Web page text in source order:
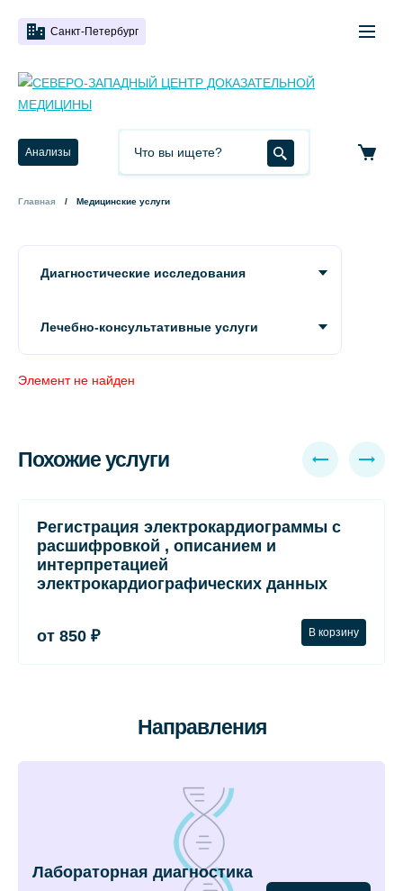
Санкт-Петербург
Анализы
Главная Медицинские услуги
Диагностические исследования
Лечебно-консультативные услуги
Элемент не найден
Похожие услуги
Регистрация электрокардиограммы с
расшифровкой , описанием и
интерпретацией
электрокардиографических данных
от 850 ₽ В корзину
Направления
Лабораторная диагностика